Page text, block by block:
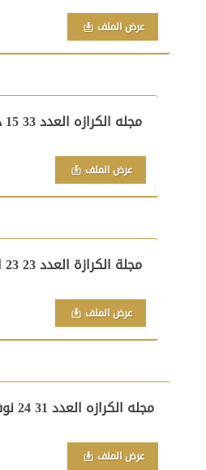
عرض الملف
مجله الكرازه العدد 33 15 ديسمبر 2006
عرض الملف
مجلة الكرازة العدد 23 23 اكتوبر 2009
عرض الملف
مجله الكرازه العدد 31 24 نوفمبر 2006
عرض الملف